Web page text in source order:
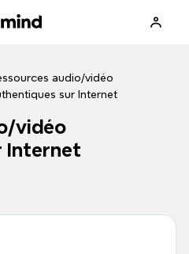
audio/vidéo
sur Internet
vidéo
Internet